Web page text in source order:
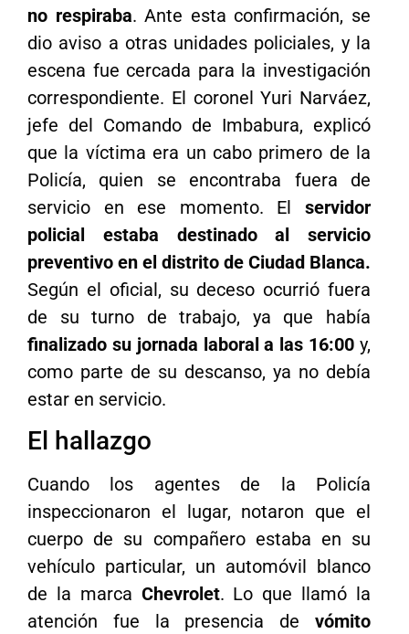
no respiraba. Ante esta confirmación, se
dio aviso a otras unidades policiales, y la
escena fue cercada para la investigación
correspondiente. El coronel Yuri Narváez,
jefe del Comando de Imbabura, explicó
que la víctima era un cabo primero de la
Policía, quien se encontraba fuera de
servicio en ese momento. El servidor
policial estaba destinado al servicio
preventivo en el distrito de Ciudad Blanca.
Según el oficial, su deceso ocurrió fuera
de su turno de trabajo, ya que había
finalizado su jornada laboral a las 16:00 y,
como parte de su descanso, ya no debía
estar en servicio.
El hallazgo
Cuando los agentes de la Policía
inspeccionaron el lugar, notaron que el
cuerpo de su compañero estaba en su
vehículo particular, un automóvil blanco
de la marca Chevrolet. Lo que llamó la
atención fue la presencia de vómito